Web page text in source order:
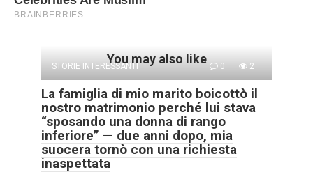
You may also like
STORIE INTERESSANTI 0 2
La famiglia di mio marito boicottò il
nostro matrimonio perché lui stava
“sposando una donna di rango
inferiore” — due anni dopo, mia
suocera tornò con una richiesta
inaspettata